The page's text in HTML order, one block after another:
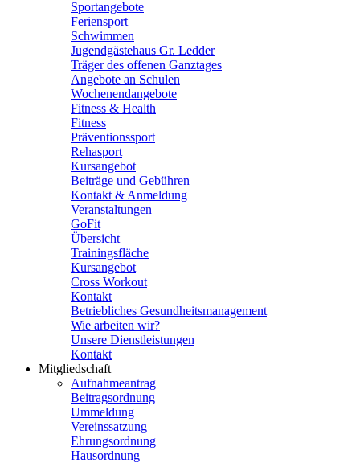
Sportangebote
Feriensport
Schwimmen
Jugendgästehaus Gr. Ledder
Träger des offenen Ganztages
Angebote an Schulen
Wochenendangebote
Fitness & Health
Fitness
Präventionssport
Rehasport
Kursangebot
Beiträge und Gebühren
Kontakt & Anmeldung
Veranstaltungen
GoFit
Übersicht
Trainingsfläche
Kursangebot
Cross Workout
Kontakt
Betriebliches Gesundheitsmanagement
Wie arbeiten wir?
Unsere Dienstleistungen
Kontakt
Mitgliedschaft
Aufnahmeantrag
Beitragsordnung
Ummeldung
Vereinssatzung
Ehrungsordnung
Hausordnung